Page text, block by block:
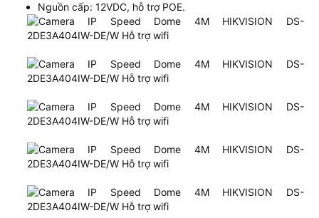
Nguồn cấp: 12VDC, hỗ trợ POE.